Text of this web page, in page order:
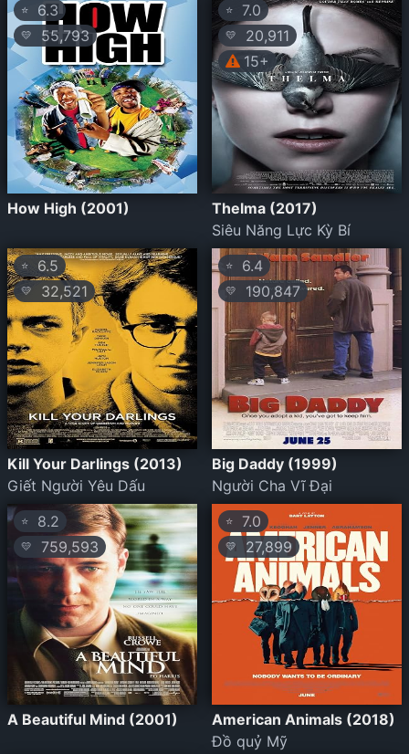
⭐ 6.3
💛 55,793
How High (2001)
⭐ 7.0
💛
20,911
15+
Thelma (2017)
Siêu Năng Lực Kỳ Bí
⭐ 6.5
💛 32,521
Kill Your Darlings (2013)
Giết Người Yêu Dấu
⭐ 6.4
💛 190,847
Big Daddy (1999)
Người Cha Vĩ Đại
⭐ 8.2
💛 759,593
A Beautiful Mind (2001)
⭐ 7.0
💛 27,899
American Animals (2018)
Đồ quỷ Mỹ